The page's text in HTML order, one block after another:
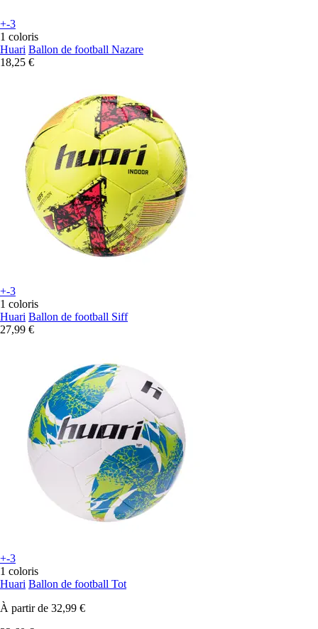
+-3
1 coloris
Huari Ballon de football Nazare
18,25 €
+-3
1 coloris
Huari Ballon de football Siff
27,99 €
+-3
1 coloris
Huari Ballon de football Tot
À partir de 32,99 €